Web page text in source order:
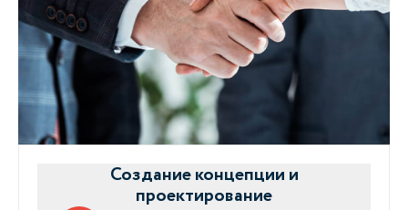
Создание концепции и
проектирование